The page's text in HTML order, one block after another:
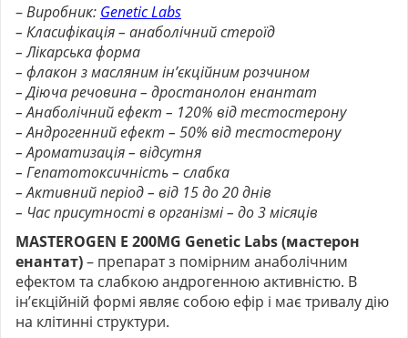
–Виробник: Genetic Labs
– Класифікація – анаболічний стероїд
– Лікарська форма
– флакон з масляним ін’єкційним розчином
– Діюча речовина – дростанолон енантат
– Анаболічний ефект – 120% від тестостерону
– Андрогенний ефект – 50% від тестостерону
– Ароматизація – відсутня
– Гепатотоксичність – слабка
– Активний період – від 15 до 20 днів
– Час присутності в організмі – до 3 місяців
MASTEROGEN E 200MG Genetic Labs (мастерон
енантат)– препарат з помірним анаболічним
ефектом та слабкою андрогенною активністю. В
ін’єкційній формі являє собою ефір і має тривалу дію
на клітинні структури.